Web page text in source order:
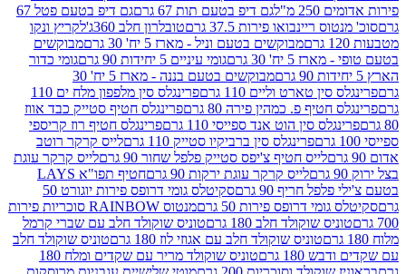
מ"ל
גם דיפ בטעם תות 67 גרם
גם דיפ בטעם פטל 67
ריינבואו פירות 37.5 גרם
טובלרון חלב 360ג'
לקריץ ונקו
מבוקשים בטעם וניל - מארז 5 יח' 30 גרם
מבוקשים
5 יח' 30 גרם
גומי עיניים 5 יחידות 90 גרם
גומי כדור
מבוקשים בטעם בננה - מארז 5 יח' 30
טארט וליים 110 גרם
פרינגלס סין מלפפון מלח ים 110
פ. כמהין פירה 80 גרם
פרינגלס חטיף סטייק כבד אווז
סין הוט אנד ספייסי 110 גרם
פרינגלס חטיף רוז קריספי
פרינגלס סין ברביקיו סטייק 110 גרם
לייס קרקר רוטב
לייס חטיף צ'יפס סטייק פלפל שחור 90 גרם
לייס קרקר עוגת
לייס קרקר עוגת ירקות 90 גרם
חטיף תפו"א LAYS
חריף 90 גרם
סקיטלס גומי דרופס פירות יוגורט 50
דרופס פירות 50 גרם
מנטוס RAINBOW סוכריות פירות
שוקולד חלב 180 גרם
טוניס שוקולד חלב עם שברי קרמל
טוניס שוקולד חלב עם אגוזי לוז 180 גרם
טוניס שוקולד חלב
180 גרם
טוניס שוקולד מריר עם שקדים ומלח 180